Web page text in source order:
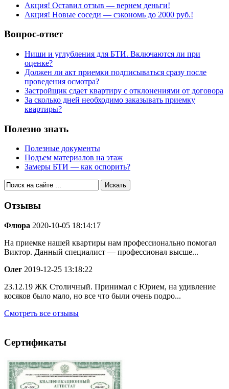
Акция! Оставил отзыв — вернем деньги!
Акция! Новые соседи — сэкономь до 2000 руб.!
Вопрос-ответ
Ниши и углубления для БТИ. Включаются ли при
оценке?
Должен ли акт приемки подписываться сразу после
проведения осмотра?
Застройщик сдает квартиру с отклонениями от договора
За сколько дней необходимо заказывать приемку
квартиры?
Полезно знать
Полезные документы
Подъем материалов на этаж
Замеры БТИ — как оспорить?
Отзывы
Флюра 2020-10-05 18:14:17
На приемке нашей квартиры нам профессионально помогал
Виктор. Данный специалист — профессионал высше...
Олег 2019-12-25 13:18:22
23.12.19 ЖК Столичный. Принимал с Юрием, на удивление
косяков было мало, но все что были очень подро...
Смотреть все отзывы
Сертификаты